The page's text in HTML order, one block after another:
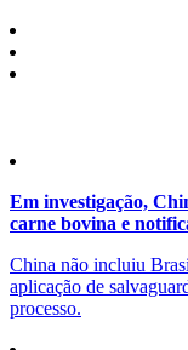
Em investigação,
carne bovina e
China não incluiu
aplicação de
processo.